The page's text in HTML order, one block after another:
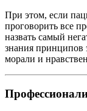
При этом, если
проговорить все
назвать самый
знания принципов
морали и